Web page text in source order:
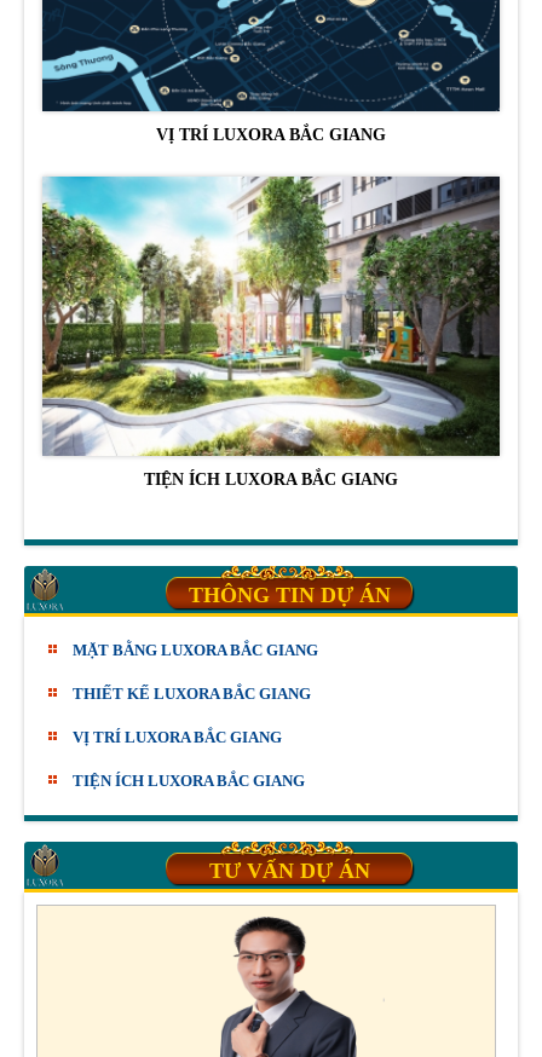
VỊ TRÍ LUXORA BẮC GIANG
TIỆN ÍCH LUXORA BẮC GIANG
THÔNG TIN DỰ ÁN
MẶT BẰNG LUXORA BẮC GIANG
THIẾT KẾ LUXORA BẮC GIANG
VỊ TRÍ LUXORA BẮC GIANG
TIỆN ÍCH LUXORA BẮC GIANG
TƯ VẤN DỰ ÁN